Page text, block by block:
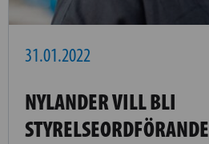
31.01.2022
NYLANDER VILL BLI
STYRELSEORDFÖRANDE